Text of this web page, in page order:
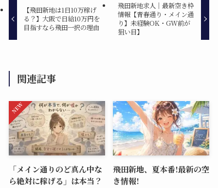
【飛田新地は1日10万稼げ
る？】大阪で日給10万円を
目指すなら飛田一択の理由
飛田新地求人｜最新空き枠
情報【青春通り・メイン通
り】未経験OK・GW前が
狙い目】
関連記事
「メイン通りのど真ん中な
ら絶対に稼げる」は本当？
飛田新地、夏本番!最新の空
き情報!